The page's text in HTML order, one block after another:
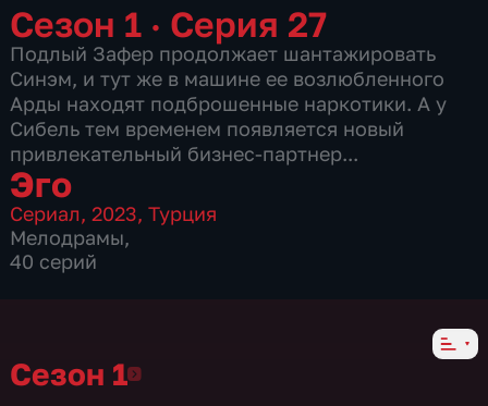
Сезон 1 · Серия 27
Подлый Зафер продолжает шантажировать
Синэм, и тут же в машине ее возлюбленного
Арды находят подброшенные наркотики. А у
Сибель тем временем появляется новый
привлекательный бизнес-партнер...
Эго
Сериал,2023,Турция
Мелодрамы,
40 серий
Сезон 1Сезон 1